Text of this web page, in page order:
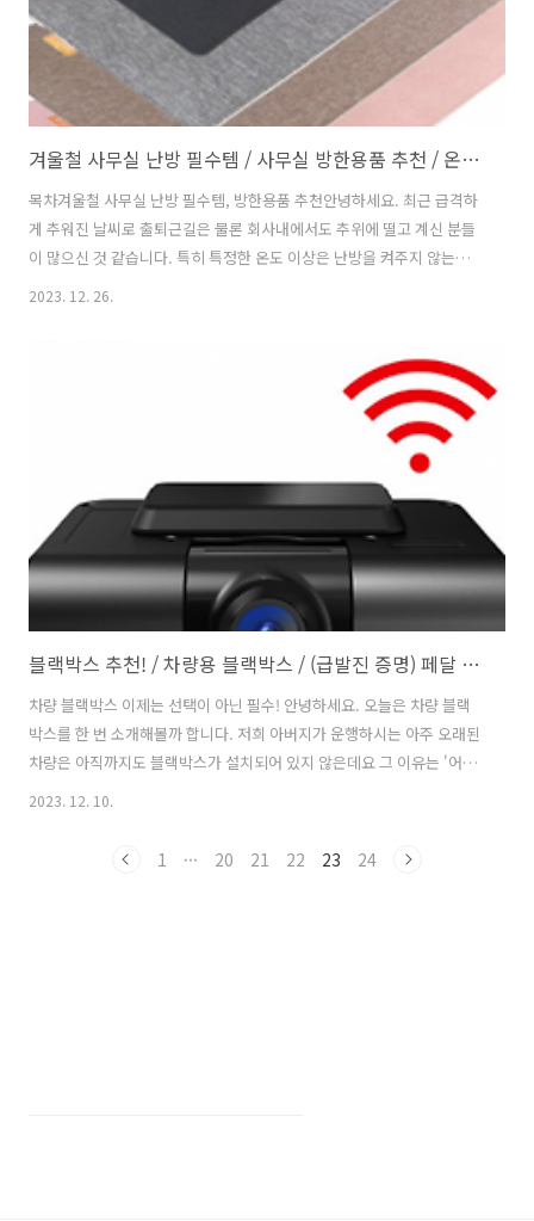
겨울철 사무실 난방 필수템 / 사무실 방한용품 추천 / 온열 마우스 패드 / 접이식 발열난방 / 온열 담요
목차겨울철 사무실 난방 필수템, 방한용품 추천안녕하세요. 최근 급격하
게 추워진 날씨로 출퇴근길은 물론 회사내에서도 추위에 떨고 계신 분들
이 많으신 것 같습니다. 특히 특정한 온도 이상은 난방을 켜주지 않는다
거나, 직접 열을 분출하는? 방한용품의 개인사용을 안정상의 이유로 금
장내 자리에 비치하면 좋은 난방 필수템들을 소개해볼까 합니다. 막연하
게 찾아보시기 전에 아래 추천 물품부터 검색해보시길 추천드립니다! 여
러분의 시간은 금이니까요! 온열 마우스 패드 처음으로 소개해드릴 물
건은 온열 마우스 패드입니다. 예전에는 마우스에 한정하여 사용하던 마
우스패드는 현재는 폭신한 감..
2023. 12. 26.
블랙박스 추천! / 차량용 블랙박스 / (급발진 증명) 페달 블랙박스 / 룸미러 블랙박스
차량 블랙박스 이제는 선택이 아닌 필수! 안녕하세요. 오늘은 차량 블랙
박스를 한 번 소개해볼까 합니다. 저희 아버지가 운행하시는 아주 오래된
차량은 아직까지도 블랙박스가 설치되어 있지 않은데요 그 이유는 '어차
피 다른사람들이 다 설치하고 있어서 문제 없다'는 것입니다. 그만큼 블
년 무사고에 지금은 차량을 잘 운행하지도 않으셔서 걱정도 없겠지만 저
2023. 12. 10.
1 ··· 20 21 22 23 24